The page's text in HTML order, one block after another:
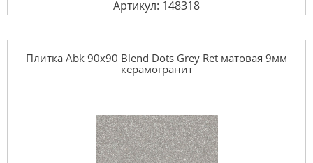
Артикул: 148318
Плитка Abk 90x90 Blend Dots Grey Ret матовая 9мм
керамогранит